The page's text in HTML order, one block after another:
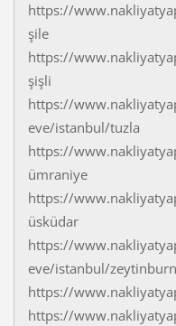
https://
şile
https://
şişli
https://
eve/istanbul/tuzla
https://
ümraniye
https://
üsküdar
https://
eve/istanbul/
https://
https://